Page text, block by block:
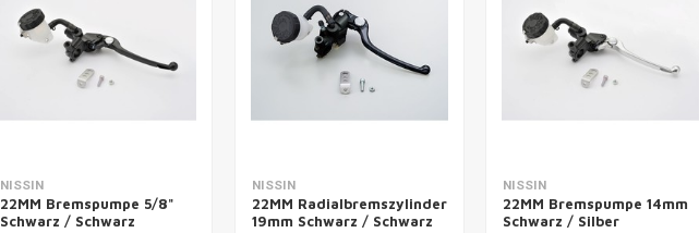
Zum Warenkorb hinzufügen
NISSIN
22MM Bremspumpe 5/8"
Schwarz / Schwarz
Zum Warenkorb hinzufügen
NISSIN
22MM Radialbremszylinder
19mm Schwarz / Schwarz
Zusatzinformation
NISSIN
22MM Bremspumpe 14mm
Schwarz / Silber